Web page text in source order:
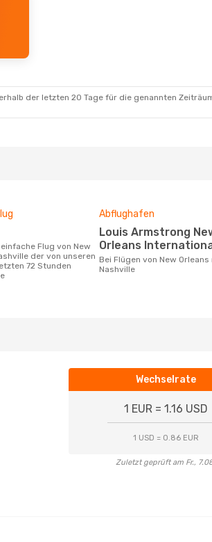
der letzten 20 Tage für die genannten
der von unseren
72 Stunden
Abflughafen
Louis Armstrong New
Orleans
Bei Flügen von New Orleans nach
Nashville
Wechselrate
1 EUR = 1.16 USD
1 USD = 0.86 EUR
Zuletzt geprüft am Fr.,